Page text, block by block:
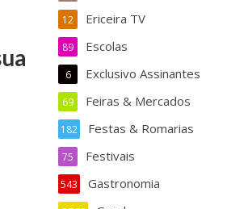
Ericeira TV
12
Escolas
89
Exclusivo Assinantes
6
Feiras & Mercados
69
Festas & Romarias
182
Festivais
75
Gastronomia
543